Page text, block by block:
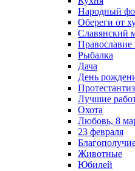
Народный
Обереги от
Славянский
Православие
Рыбалка
Дача
День
Лучшие
Охота
Любовь, 8
23 февраля
Животные
Юбилей